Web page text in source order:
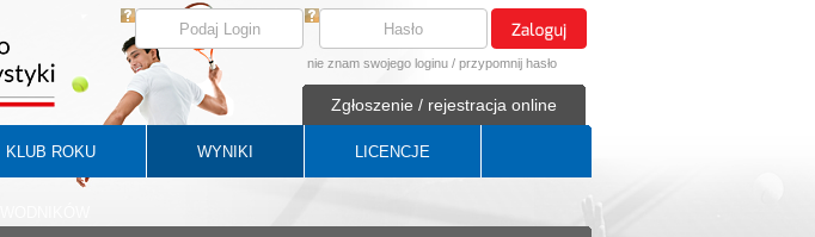
nie znam swojego loginu / przypomnij hasło
Zgłoszenie / rejestracja online
KLUB ROKU WYNIKI LICENCJE